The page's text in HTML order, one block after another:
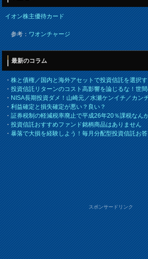
イオン株主優待カード
参考：ワオンチャージ
最新のコラム
・株と債権／国内と海外アセットで投資信託を選択
・投資信託リターンのコスト高影響を論じるな！世
・NISA長期投資ダメ！山崎元／水瀬ケンイチ／カン
・利益確定と損失確定が悪い？良い？
・証券税制の軽減税率廃止で平成26年20％課税なん
・投資信託おすすめファンド銘柄商品はありません
・暴落で大損を経験しよう！毎月分配型投資信託お
スポンサードリンク